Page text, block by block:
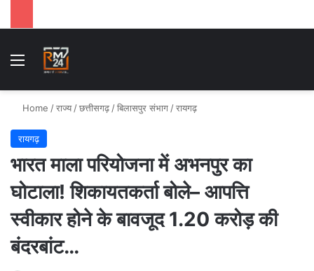
Menu
Home /राज्य /छत्तीसगढ़ /बिलासपुर संभाग /रायगढ़
रायगढ़
भारत माला परियोजना में अभनपुर का
घोटाला! शिकायतकर्ता बोले– आपत्ति
स्वीकार होने के बावजूद 1.20 करोड़ की
बंदरबांट…